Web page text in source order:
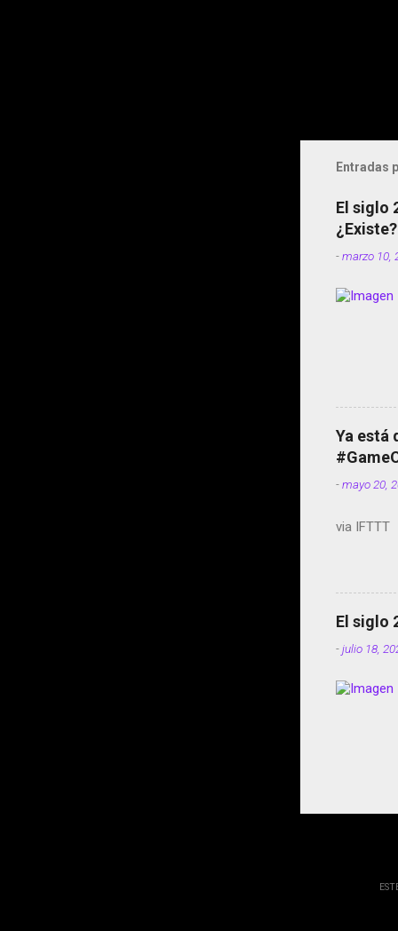
Entradas
El siglo
¿Existe?
-marzo 10,
Ya está
-mayo 20,
via IFTTT
El siglo
-julio 18,